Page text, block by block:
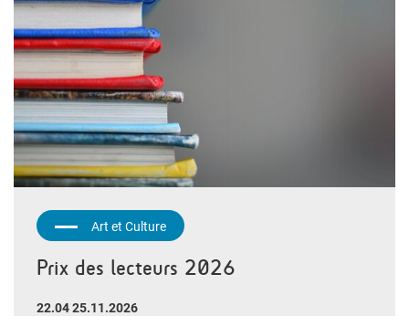
Art et Culture
Prix des lecteurs 2026
22.04 25.11.2026